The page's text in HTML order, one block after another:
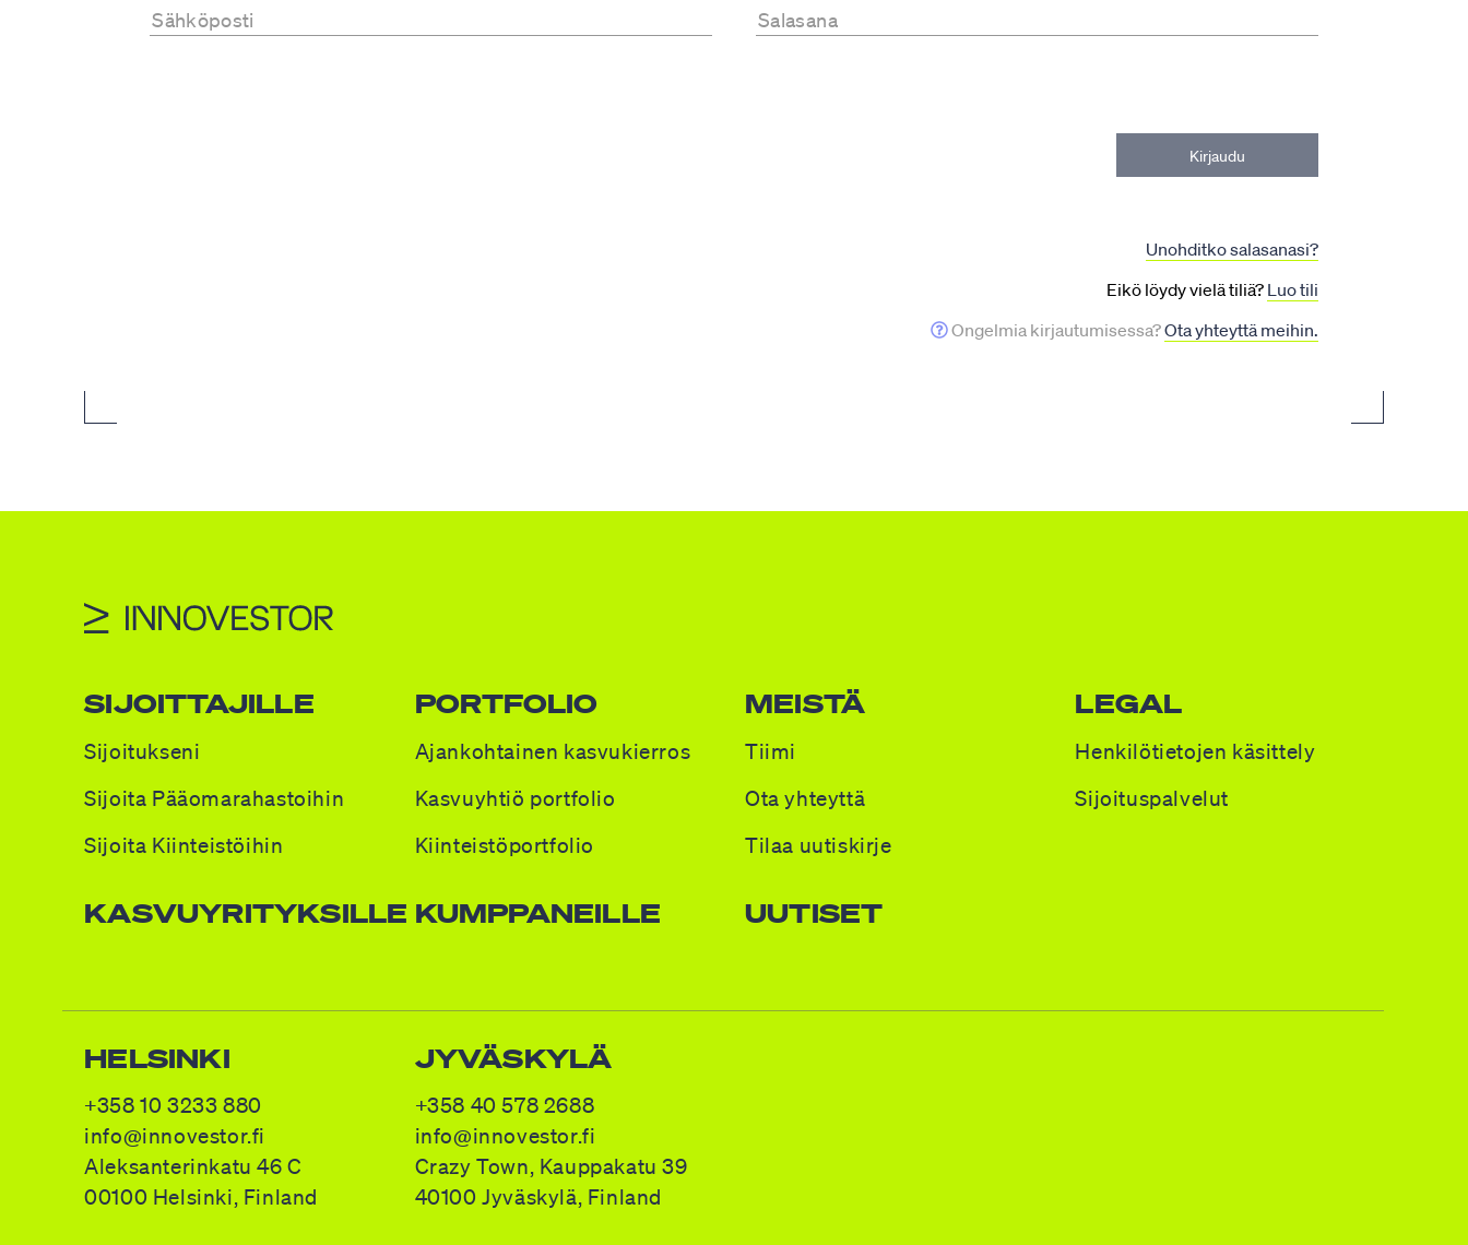
Sähköposti Salasana
Kirjaudu
Unohditko salasanasi?
Eikö löydy vielä tiliä? Luo tili
Ongelmia kirjautumisessa?Ota yhteyttä meihin.
SIJOITTAJILLE
Sijoitukseni
Sijoita Pääomarahastoihin
Sijoita Kiinteistöihin
PORTFOLIO
Ajankohtainen kasvukierros
Kasvuyhtiö portfolio
Kiinteistöportfolio
MEISTÄ
Tiimi
Ota yhteyttä
Tilaa uutiskirje
LEGAL
Henkilötietojen käsittely
Sijoituspalvelut
KASVUYRITYKSILLE KUMPPANEILLE UUTISET
HELSINKI
+358 10 3233 880
info@innovestor.fi
Aleksanterinkatu 46 C
00100 Helsinki, Finland
JYVÄSKYLÄ
+358 40 578 2688
info@innovestor.fi
Crazy Town, Kauppakatu 39
40100 Jyväskylä, Finland